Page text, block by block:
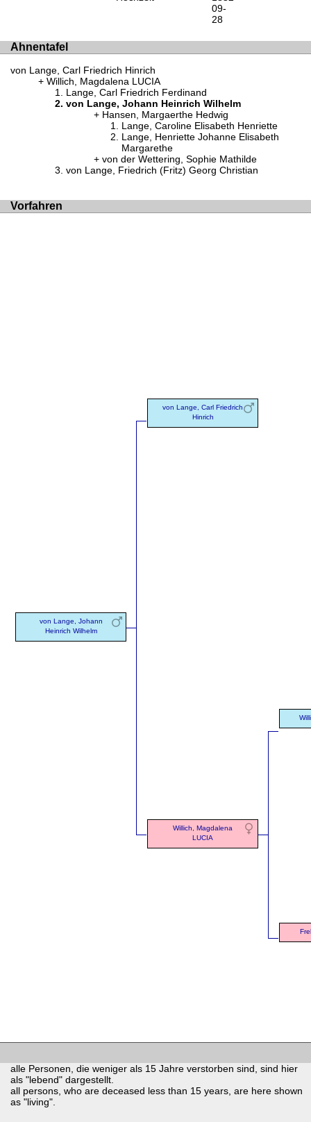
09-
28
Ahnentafel
von Lange, Carl Friedrich Hinrich
Willich, Magdalena LUCIA
Lange, Carl Friedrich Ferdinand
von Lange, Johann Heinrich Wilhelm
Hansen, Margaerthe Hedwig
Lange, Caroline Elisabeth Henriette
Lange, Henriette Johanne Elisabeth
Margarethe
von der Wettering, Sophie Mathilde
von Lange, Friedrich (Fritz) Georg Christian
Vorfahren
von Lange, Johann
Heinrich Wilhelm
von Lange, Carl Friedrich
Hinrich
Willich, Magdalena
LUCIA
alle Personen, die weniger als 15 Jahre verstorben sind, sind hier
als "lebend" dargestellt.
all persons, who are deceased less than 15 years, are here shown
as "living".